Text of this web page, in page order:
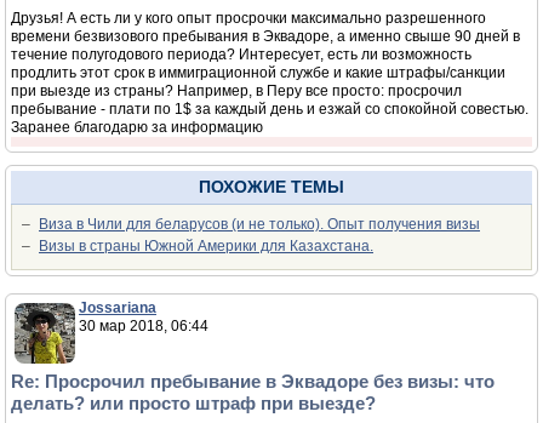
Друзья! А есть ли у кого опыт просрочки максимально разрешенного
времени безвизового пребывания в Эквадоре, а именно свыше 90 дней в
течение полугодового периода? Интересует, есть ли возможность
продлить этот срок в иммиграционной службе и какие штрафы/санкции
при выезде из страны? Например, в Перу все просто: просрочил
пребывание - плати по 1$ за каждый день и езжай со спокойной совестью.
Заранее благодарю за информацию
ПОХОЖИЕ ТЕМЫ
–
Виза в Чили для беларусов (и не только). Опыт получения визы
–
Визы в страны Южной Америки для Казахстана.
Jossariana
30 мар 2018, 06:44
Re: Просрочил пребывание в Эквадоре без визы: что
делать? или просто штраф при выезде?